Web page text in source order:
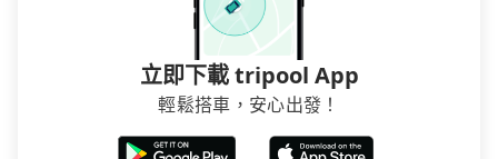
立即下載 tripool App
輕鬆搭車，安心出發！